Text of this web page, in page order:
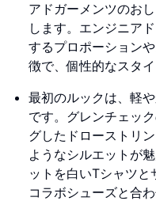
アドガーメンツのお
します。エンジニア
するプロポーション
徴で、個性的なスタ
最初のルックは、軽
です。グレンチェッ
グしたドローストリ
ようなシルエットが
ットを白いTシャツ
コラボシューズと合